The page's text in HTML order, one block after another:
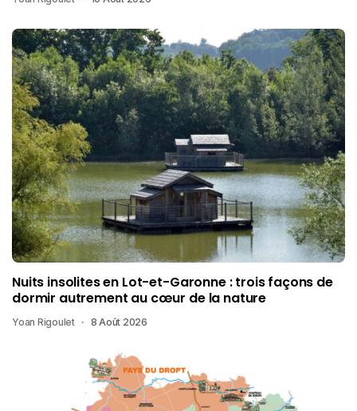
Nuits insolites en Lot-et-Garonne : trois façons de
dormir autrement au cœur de la nature
Yoan Rigoulet 8 Août 2026